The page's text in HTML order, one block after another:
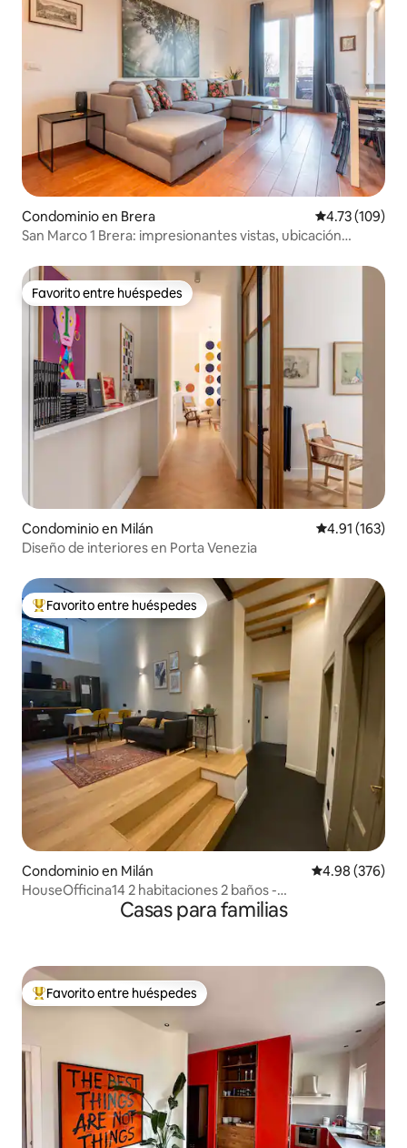
Condominio en Brera Calificación
4.73 (109)
San Marco 1 Brera: impresionantes vistas, ubicación
Favorito entre huéspedes
Favorito entre huéspedes
Condominio en Milán Calificación
4.91 (163)
Diseño de interiores en Porta Venezia
De los mejores en Favorito entre huéspedes
Favorito entre huéspedes
Condominio en Milán Calificación
4.98 (376)
HouseOfficina14 2 habitaciones 2 baños -
estacionamiento MetroCasas para familias
De los mejores en Favorito entre huéspedes
Favorito entre huéspedes